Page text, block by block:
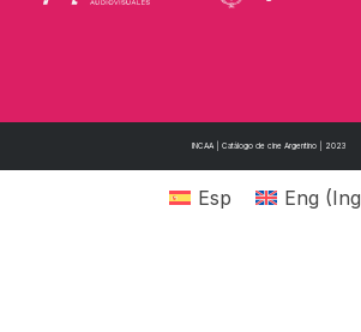
INCAA | Catálogo de cine Argentino | 2023
Esp Eng (Ing